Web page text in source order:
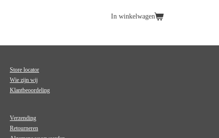
In winkelwagen
Store locator
Wie zijn wij
Klantbeoordeling
Verzending
Retourneren